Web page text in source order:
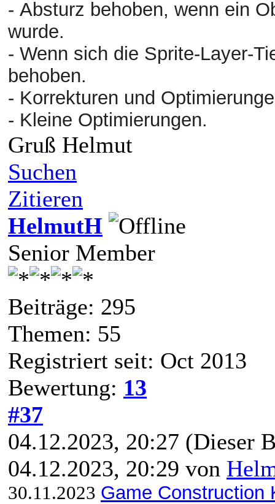
- Absturz behoben, wenn ein
wurde.
- Wenn sich die Sprite-Layer-
behoben.
- Korrekturen und
- Kleine Optimierungen.
Gruß Helmut
Suchen
Zitieren
HelmutH
Senior Member
Beiträge: 295
Themen: 55
Registriert seit: Oct 2013
Bewertung: 13
#37
04.12.2023, 20:27 (Dieser
04.12.2023, 20:29 von
30.11.2023 Game Construction